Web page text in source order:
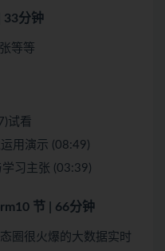
33分钟
等等
试看
用演示 (08:49)
习主张 (03:39)
10 节 | 66分钟
圈很火爆的大数据实时